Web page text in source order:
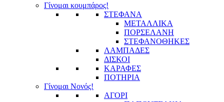
Γίνομαι κουμπάρος!
ΣΤΕΦΑΝΑ
ΜΕΤΑΛΛΙΚΑ
ΠΟΡΣΕΛΑΝΗ
ΣΤΕΦΑΝΟΘΗΚΕΣ
ΛΑΜΠΑΔΕΣ
ΔΙΣΚΟΙ
ΚΑΡΑΦΕΣ
ΠΟΤΗΡΙΑ
Γίνομαι Νονός!
ΑΓΟΡΙ